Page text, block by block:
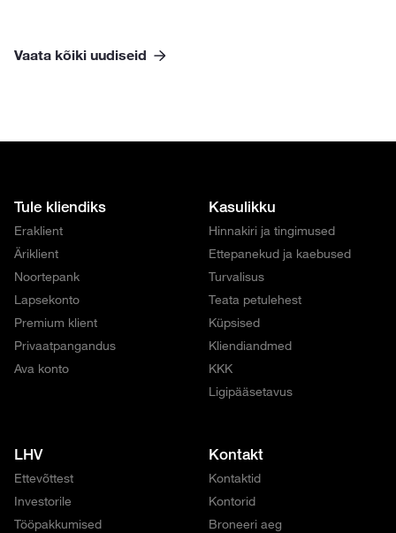
Vaata kõiki uudiseid
Tule kliendiks
Eraklient
Äriklient
Noortepank
Lapsekonto
Premium klient
Privaatpangandus
Ava konto
Kasulikku
Hinnakiri ja tingimused
Ettepanekud ja kaebused
Turvalisus
Teata petulehest
Küpsised
Kliendiandmed
KKK
Ligipääsetavus
LHV
Ettevõttest
Investorile
Tööpakkumised
Kontakt
Kontaktid
Kontorid
Broneeri aeg